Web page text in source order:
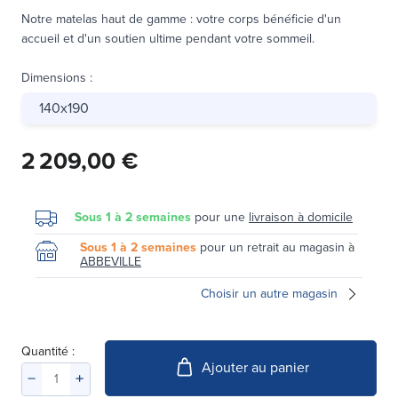
Notre matelas haut de gamme : votre corps bénéficie d'un
accueil et d'un soutien ultime pendant votre sommeil.
Dimensions :
140x190
2 209,00 €
Sous 1 à 2 semaines pour une livraison à domicile
Sous 1 à 2 semaines pour un retrait au magasin à
ABBEVILLE
Choisir un autre magasin
Quantité :
Ajouter au panier